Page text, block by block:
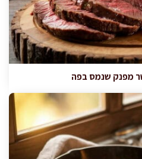
מפנק שנמס בפה